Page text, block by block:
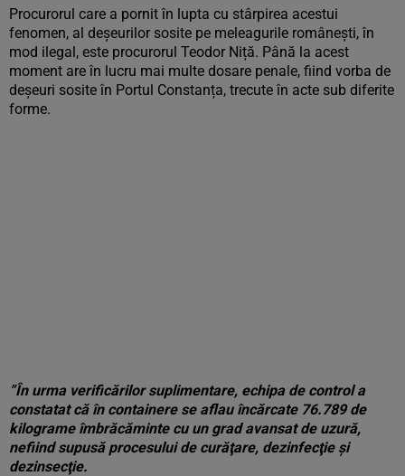
Procurorul care a pornit în lupta cu stârpirea acestui
fenomen, al deșeurilor sosite pe meleagurile românești, în
mod ilegal, este procurorul Teodor Niță. Până la acest
moment are în lucru mai multe dosare penale, fiind vorba de
deșeuri sosite în Portul Constanța, trecute în acte sub diferite
forme.
”În urma verificărilor suplimentare, echipa de control a
constatat că în containere se aflau încărcate 76.789 de
kilograme îmbrăcăminte cu un grad avansat de uzură,
nefiind supusă procesului de curăţare, dezinfecţie şi
dezinsecţie.